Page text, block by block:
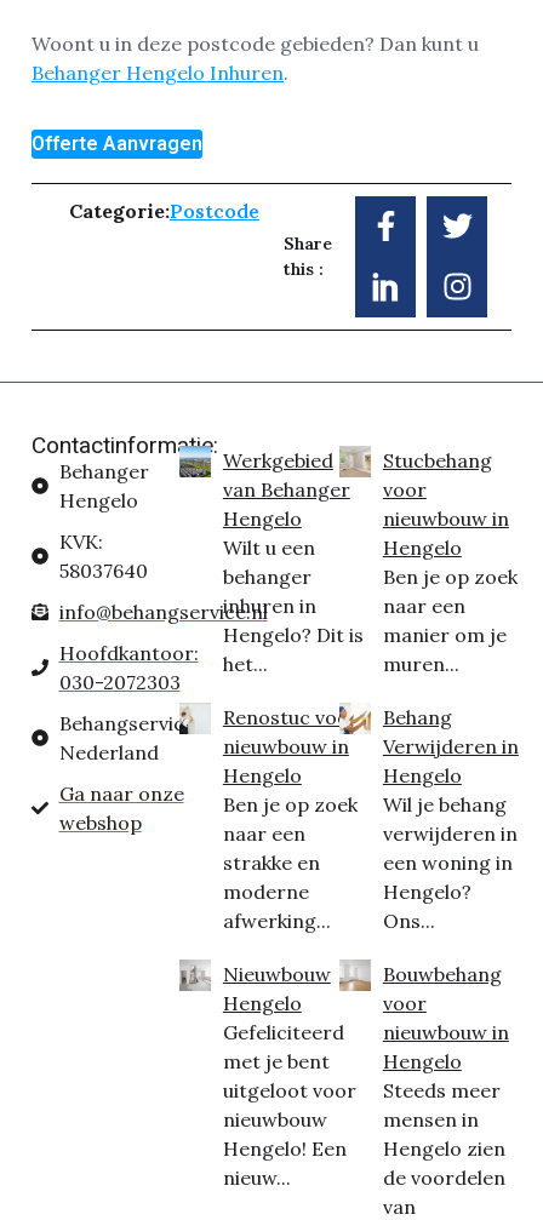
Woont u in deze postcode gebieden? Dan kunt u
Behanger Hengelo Inhuren.
Offerte Aanvragen
Categorie:Postcode
Share
this :
Contactinformatie:
Behanger
Hengelo
KVK:
58037640
info@behangservice.nl
Hoofdkantoor:
030-2072303
Behangservice
Nederland
Ga naar onze
webshop
Werkgebied
van Behanger
Hengelo
Wilt u een
behanger
inhuren in
Hengelo? Dit is
het...
Renostuc voor
nieuwbouw in
Hengelo
Ben je op zoek
naar een
strakke en
moderne
afwerking...
Nieuwbouw
Hengelo
Gefeliciteerd
met je bent
uitgeloot voor
nieuwbouw
Hengelo! Een
nieuw...
Stucbehang
voor
nieuwbouw in
Hengelo
Ben je op zoek
naar een
manier om je
muren...
Behang
Verwijderen in
Hengelo
Wil je behang
verwijderen in
een woning in
Hengelo?
Ons...
Bouwbehang
voor
nieuwbouw in
Hengelo
Steeds meer
mensen in
Hengelo zien
de voordelen
van